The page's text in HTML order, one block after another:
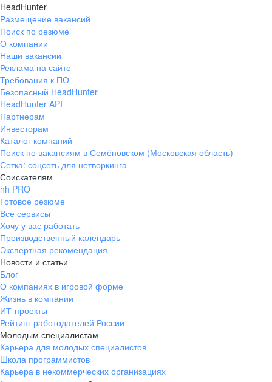
HeadHunter
Размещение вакансий
Поиск по резюме
О компании
Наши вакансии
Реклама на сайте
Требования к ПО
Безопасный HeadHunter
HeadHunter API
Партнерам
Инвесторам
Каталог компаний
Поиск по вакансиям в Семёновском (Московская область)
Сетка: соцсеть для нетворкинга
Соискателям
hh PRO
Готовое резюме
Все сервисы
Хочу у вас работать
Производственный календарь
Экспертная рекомендация
Новости и статьи
Блог
О компаниях в игровой форме
Жизнь в компании
ИТ-проекты
Рейтинг работодателей России
Молодым специалистам
Карьера для молодых специалистов
Школа программистов
Карьера в некоммерческих организациях